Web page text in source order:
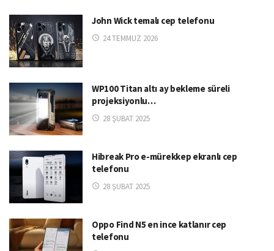
John Wick temalı cep telefonu
24 TEMMUZ 2026
WP100 Titan altı ay bekleme süreli
projeksiyonlu…
28 ŞUBAT 2025
Hibreak Pro e-mürekkep ekranlı cep
telefonu
28 ŞUBAT 2025
Oppo Find N5 en ince katlanır cep
telefonu